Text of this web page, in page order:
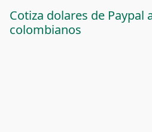
Cotiza dolares de Paypal
colombianos